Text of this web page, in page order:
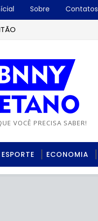
Sobre Contatos
VOCÊ PRECISA SABER!
ESPORTE ECONOMIA